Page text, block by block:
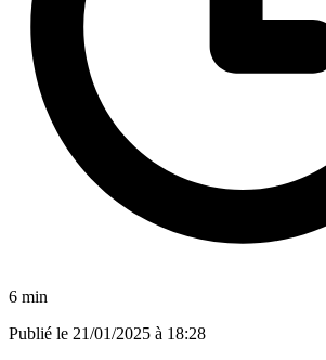
6 min
Publié le 21/01/2025 à 18:28